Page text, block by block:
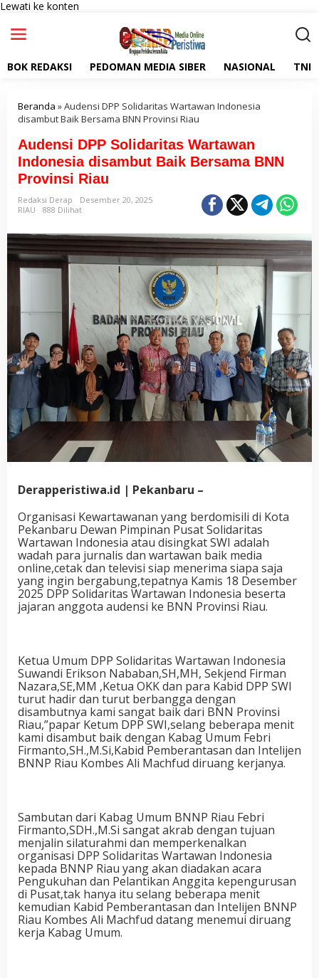
Lewati ke konten
BOK REDAKSI PEDOMAN MEDIA SIBER NASIONAL TNI
Beranda »Audensi DPP Solidaritas Wartawan Indonesia
disambut Baik Bersama BNN Provinsi Riau
Audensi DPP Solidaritas Wartawan
Indonesia disambut Baik Bersama BNN
Provinsi Riau
Redaksi Derap
Desember 20, 2025
RIAU
888 Dilihat
Derapperistiwa.id | Pekanbaru –
Organisasi Kewartawanan yang berdomisili di Kota
Pekanbaru Dewan Pimpinan Pusat Solidaritas
Wartawan Indonesia atau disingkat SWI adalah
wadah para jurnalis dan wartawan baik media
online,cetak dan televisi siap menerima siapa saja
yang ingin bergabung,tepatnya Kamis 18 Desember
2025 DPP Solidaritas Wartawan Indonesia beserta
jajaran anggota audensi ke BNN Provinsi Riau.
Ketua Umum DPP Solidaritas Wartawan Indonesia
Suwandi Erikson Nababan,SH,MH, Sekjend Firman
Nazara,SE,MM ,Ketua OKK dan para Kabid DPP SWI
turut hadir dan turut berbangga dengan
disambutnya kami sangat baik dari BNN Provinsi
Riau,”papar Ketum DPP SWI,selang beberapa menit
kami disambut baik dengan Kabag Umum Febri
Firmanto,SH.,M.Si,Kabid Pemberantasan dan Intelijen
BNNP Riau Kombes Ali Machfud diruang kerjanya.
Sambutan dari Kabag Umum BNNP Riau Febri
Firmanto,SDH.,M.Si sangat akrab dengan tujuan
menjalin silaturahmi dan memperkenalkan
organisasi DPP Solidaritas Wartawan Indonesia
kepada BNNP Riau yang akan diadakan acara
Pengukuhan dan Pelantikan Anggita kepengurusan
di Pusat,tak hanya itu selang beberapa menit
kemudian Kabid Pemberantasan dan Intelijen BNNP
Riau Kombes Ali Machfud datang menemui diruang
kerja Kabag Umum.